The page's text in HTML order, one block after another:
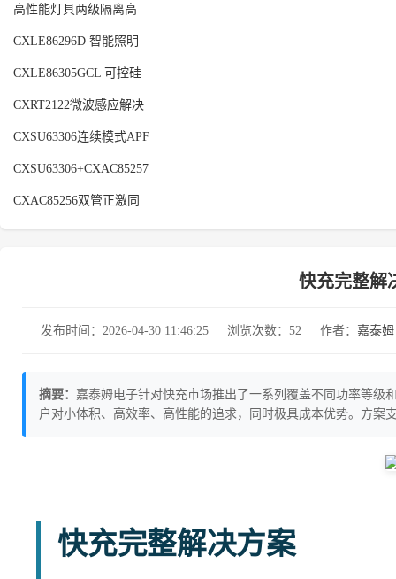
高性能灯具两级隔离高
CXLE86296D 智能照明
CXLE86305GCL 可控硅
CXRT2122微波感应解决
CXSU63306连续模式APF
CXSU63306+CXAC85257
CXAC85256双管正激同
快充完整解
发布时间：2026-04-30 11:46:25 浏览次数：52 作者： 嘉泰姆
摘要： 嘉泰姆电子针对快充市场推出了一系列覆盖不同功率等级
户对小体积、高效率、高性能的追求，同时极具成本优势。方案
快充完整解决方案